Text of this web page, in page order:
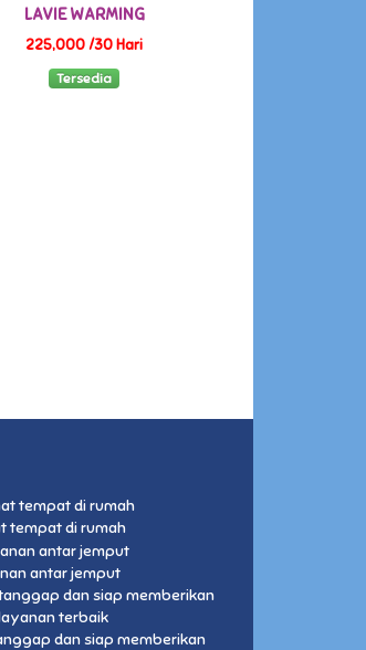
LAVIE WARMING
225,000 /30 Hari
Tersedia
tempat di rumah
antar jemput
dan siap memberikan